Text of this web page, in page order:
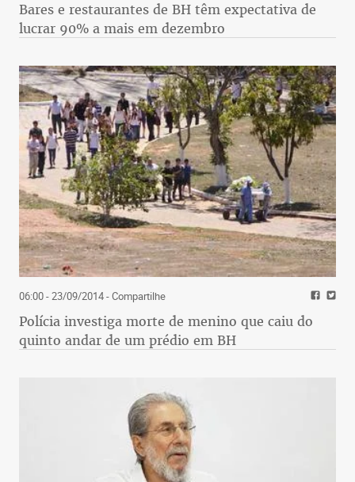
Bares e restaurantes de BH têm expectativa de
lucrar 90% a mais em dezembro
06:00 - 23/09/2014- Compartilhe
Polícia investiga morte de menino que caiu do
quinto andar de um prédio em BH